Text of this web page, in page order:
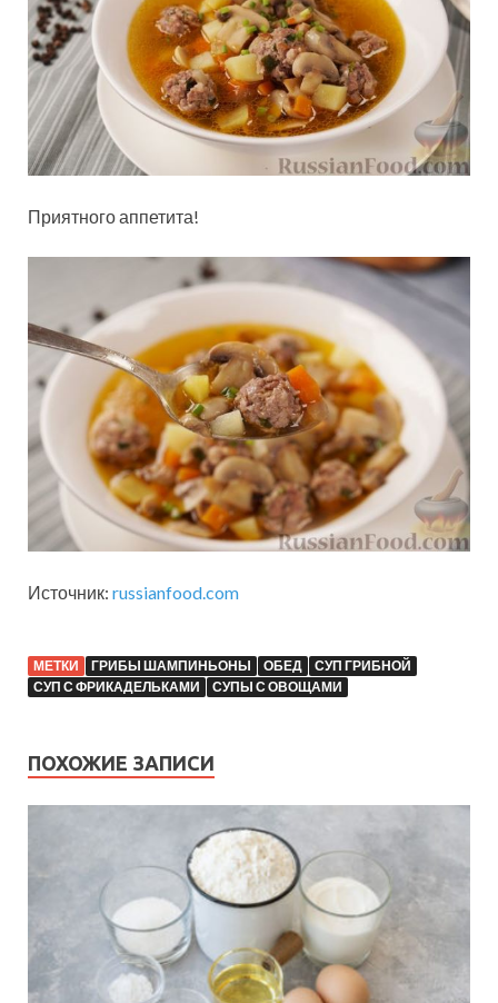
Приятного аппетита!
Источник: russianfood.com
МЕТКИ ГРИБЫ ШАМПИНЬОНЫ ОБЕД
СУП ГРИБНОЙ
СУП С ФРИКАДЕЛЬКАМИ
СУПЫ С ОВОЩАМИ
ПОХОЖИЕ ЗАПИСИ